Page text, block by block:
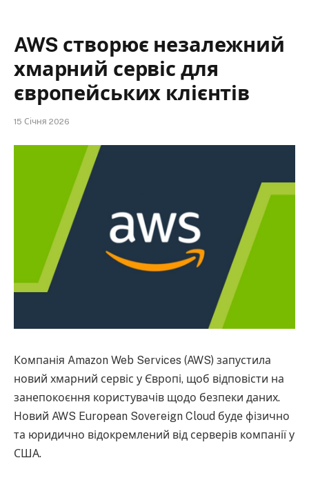
AWS створює незалежний
хмарний сервіс для
європейських клієнтів
15 Січня 2026
Компанія Amazon Web Services (AWS) запустила
новий хмарний сервіс у Європі, щоб відповісти на
занепокоєння користувачів щодо безпеки даних.
Новий AWS European Sovereign Cloud буде фізично
та юридично відокремлений від серверів компанії у
США.